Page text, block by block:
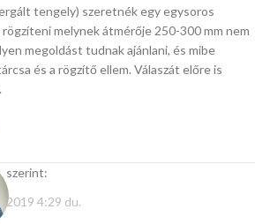
tengely) szeretnék egy egysoros
melynek átmérője 250-300 mm nem
megoldást tudnak ajánlani, és mibe
és a rögzítő ellem. Válaszát előre is
szerint:
2019 4:29 du.